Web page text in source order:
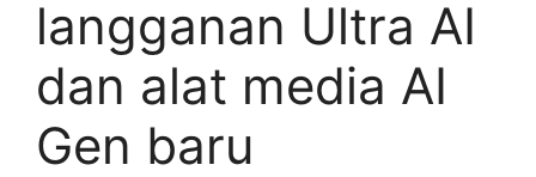
langganan Ultra AI
dan alat media AI
Gen baru